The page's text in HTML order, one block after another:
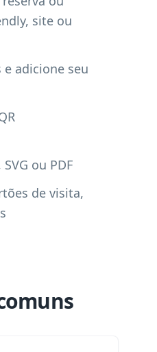
site ou
e adicione seu
ou PDF
de visita,